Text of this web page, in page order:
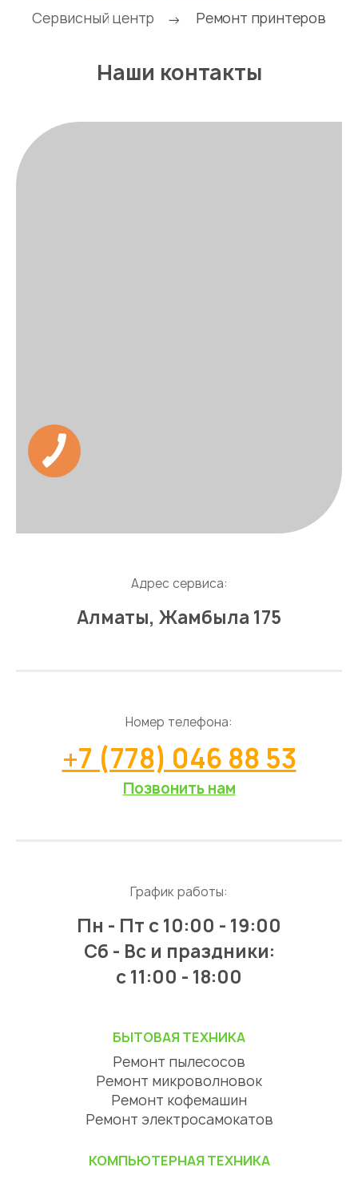
Сервисный центр → Ремонт принтеров
Наши контакты
Адрес сервиса:
Алматы, Жамбыла 175
Номер телефона:
+7 (778) 046 88 53
Позвонить нам
График работы:
Пн - Пт с 10:00 - 19:00
Сб - Вс и праздники:
c 11:00 - 18:00
БЫТОВАЯ ТЕХНИКА
Ремонт пылесосов
Ремонт микроволновок
Ремонт кофемашин
Ремонт электросамокатов
КОМПЬЮТЕРНАЯ ТЕХНИКА